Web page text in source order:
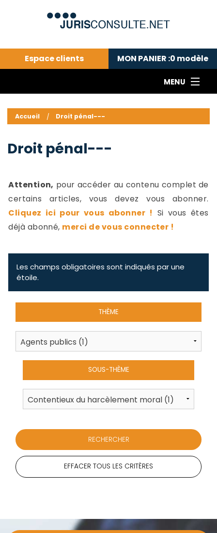
Espace clients MON PANIER :0 modèle
MENU
---Actualités du droit public---
Droit pénal---
Accueil Droit pénal---
Droit pénal---
Attention, pour accéder au contenu complet de
certains articles, vous devez vous abonner.
Cliquez ici pour vous abonner ! Si vous êtes
déjà abonné, merci de vous connecter !
Les champs obligatoires sont indiqués par une
étoile.
THÈME
SOUS-THÈME
EFFACER TOUS LES CRITÈRES